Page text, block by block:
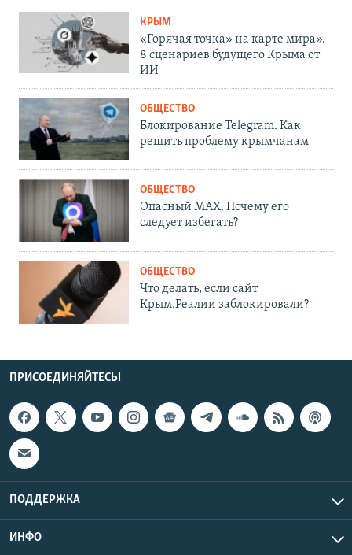
КРЫМ
«Горячая точка» на карте мира».
8 сценариев будущего Крыма от
ИИ
ОБЩЕСТВО
Блокирование Telegram. Как
решить проблему крымчанам
ОБЩЕСТВО
Опасный MAX. Почему его
следует избегать?
ОБЩЕСТВО
Что делать, если сайт
Крым.Реалии заблокировали?
ПРИСОЕДИНЯЙТЕСЬ!
ПОДДЕРЖКА
ИНФО